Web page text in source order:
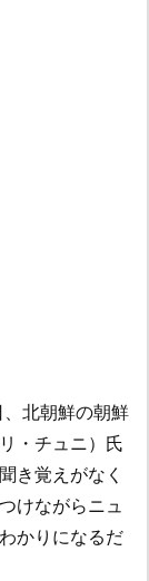
北朝鮮の朝鮮
・チュニ）氏
き覚えがなく
けながらニュ
かりになるだ